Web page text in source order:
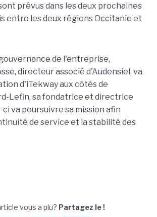
prévus dans les deux prochaines
entre les deux régions Occitanie et
de l'entreprise,
directeur associé d'Audensiel, va
d'iTekway aux côtés de
Lefin, sa fondatrice et directrice
va poursuivre sa mission afin
de service et la stabilité des
vous a plu? Partagez le !